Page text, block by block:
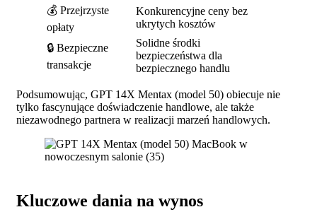
💰 Przejrzyste
opłaty
Konkurencyjne ceny bez
ukrytych kosztów
🔒 Bezpieczne
transakcje
Solidne środki
bezpieczeństwa dla
bezpiecznego handlu
Podsumowując, GPT 14X Mentax (model 50) obiecuje nie
tylko fascynujące doświadczenie handlowe, ale także
niezawodnego partnera w realizacji marzeń handlowych.
Kluczowe dania na wynos